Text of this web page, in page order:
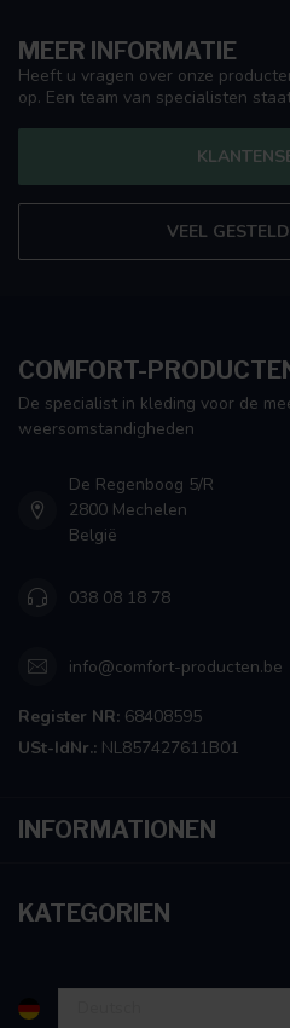
MEER INFORMATIE
Heeft u vragen over onze
op. Een team van specialisten
VEEL
COMFORT-
De specialist in kleding voor de
weersomstandigheden
De Regenboog 5/R
2800 Mechelen
België
038 08 18 78
info@comfort-producten.be
Register NR: 68408595
USt-IdNr.: NL857427611B01
INFORMATIONEN
KATEGORIEN